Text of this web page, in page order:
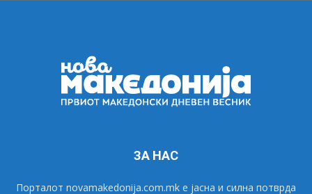
ЗА НАС
Порталот novamakedonija.com.mk е јасна и силна потврда